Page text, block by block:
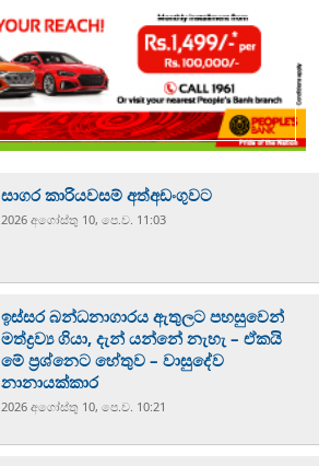
සාගර කාරියවසම් අත්අඩංගුවට
2026 අගෝස්‍තු 10, පෙ.ව. 11:03
ඉස්සර බන්ධනාගාරය ඇතුලට පහසුවෙන්
මත්ද්‍රව්‍ය ගියා, දැන් යන්නේ නැහැ – ඒකයි
මේ ප්‍රශ්නෙට හේතුව – වාසුදේව
නානායක්කාර
2026 අගෝස්‍තු 10, පෙ.ව. 10:21